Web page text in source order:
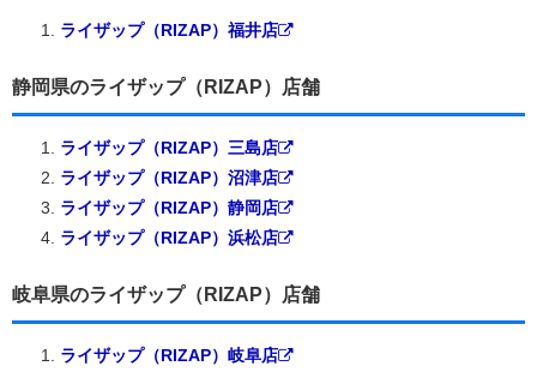
ライザップ（RIZAP）福井店
静岡県のライザップ（RIZAP）店舗
ライザップ（RIZAP）三島店
ライザップ（RIZAP）沼津店
ライザップ（RIZAP）静岡店
ライザップ（RIZAP）浜松店
岐阜県のライザップ（RIZAP）店舗
ライザップ（RIZAP）岐阜店